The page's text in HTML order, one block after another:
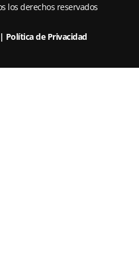
los derechos reservados
Política de Privacidad